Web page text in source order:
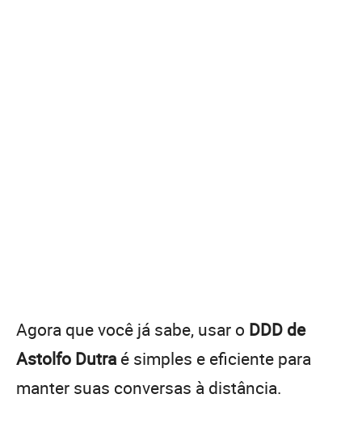
Agora que você já sabe, usar o DDD de
Astolfo Dutra é simples e eficiente para
manter suas conversas à distância.